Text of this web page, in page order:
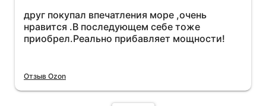
более энергичный расход не
увеличился.Всем рекомендую к покупке.
друг покупал впечатления море ,очень
нравится .В последующем себе тоже
приобрел.Реально прибавляет мощности!
Отзыв Ozon